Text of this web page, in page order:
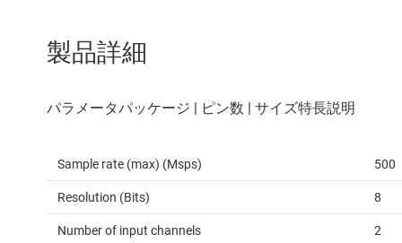
製品詳細
Sample rate (max) (Msps) 500
Resolution (Bits) 8
Number of input channels 2